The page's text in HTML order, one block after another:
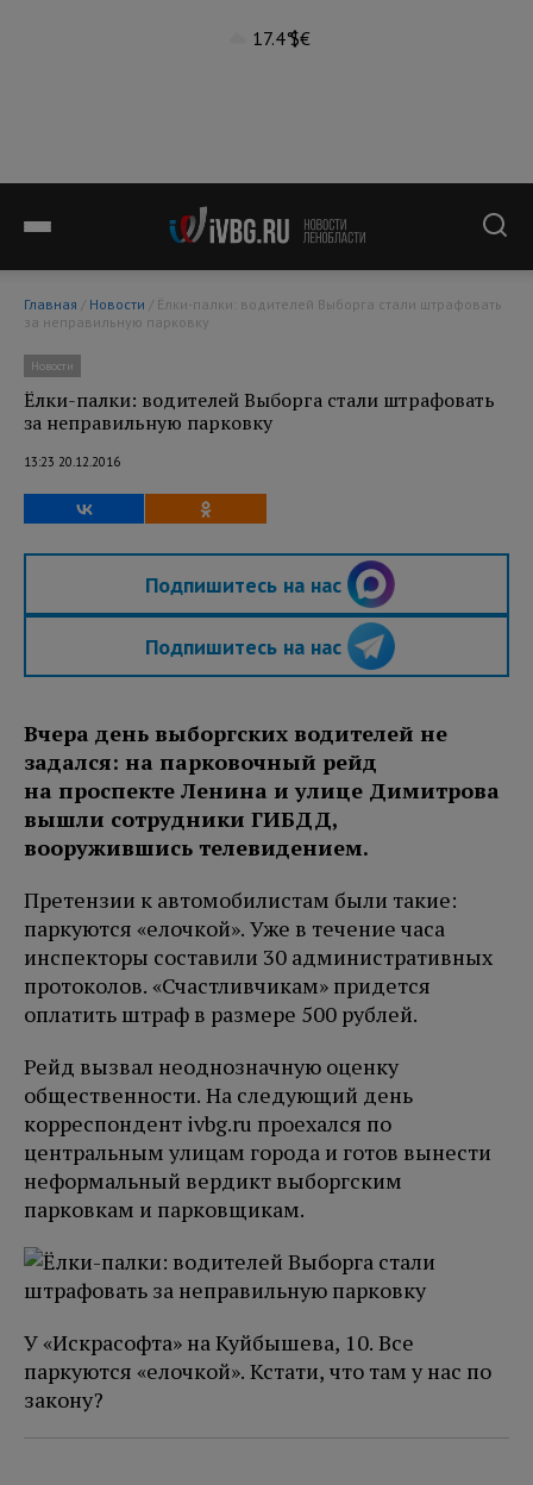
17.4°$€
Главная / Новости
за неправильную парковку
Новости
Ёлки-палки: водителей Выборга стали штрафовать
за неправильную парковку
13:23 20.12.2016
Подпишитесь на нас
Подпишитесь на нас
Вчера день выборгских водителей не
задался: на парковочный рейд
на проспекте Ленина и улице Димитрова
вышли сотрудники ГИБДД,
вооружившись телевидением.
Претензии к автомобилистам были такие:
паркуются «елочкой». Уже в течение часа
инспекторы составили 30 административных
протоколов. «Счастливчикам» придется
оплатить штраф в размере 500 рублей.
Рейд вызвал неоднозначную оценку
общественности. На следующий день
корреспондент ivbg.ru проехался по
центральным улицам города и готов вынести
неформальный вердикт выборгским
парковкам и парковщикам.
У «Искрасофта» на Куйбышева, 10. Все
паркуются «елочкой». Кстати, что там у нас по
закону?